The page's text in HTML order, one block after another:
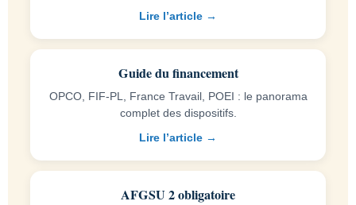
Lire l’article →
Guide du financement
OPCO, FIF-PL, France Travail, POEI : le panorama
complet des dispositifs.
Lire l’article →
AFGSU 2 obligatoire